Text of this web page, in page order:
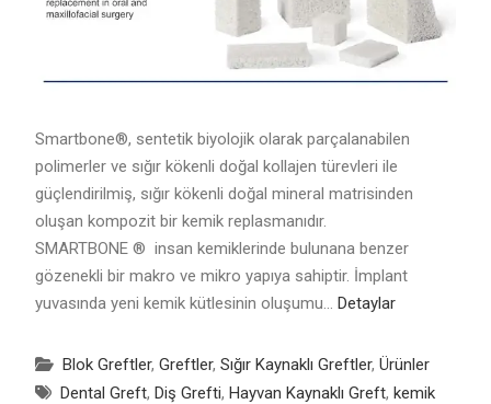
Smartbone®, sentetik biyolojik olarak parçalanabilen
polimerler ve sığır kökenli doğal kollajen türevleri ile
güçlendirilmiş, sığır kökenli doğal mineral matrisinden
oluşan kompozit bir kemik replasmanıdır.
SMARTBONE ® insan kemiklerinde bulunana benzer
gözenekli bir makro ve mikro yapıya sahiptir. İmplant
yuvasında yeni kemik kütlesinin oluşumu… Detaylar
Blok Greftler, Greftler, Sığır Kaynaklı Greftler, Ürünler
Dental Greft, Diş Grefti, Hayvan Kaynaklı Greft, kemik